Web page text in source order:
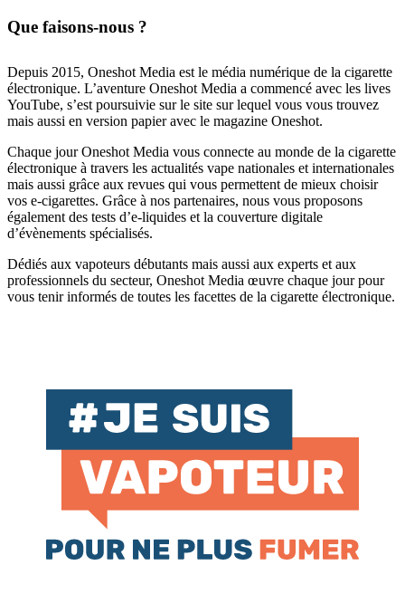
Que faisons-nous ?
Depuis 2015, Oneshot Media est le média numérique de la cigarette
électronique. L’aventure Oneshot Media a commencé avec les lives
YouTube, s’est poursuivie sur le site sur lequel vous vous trouvez
mais aussi en version papier avec le magazine Oneshot.
Chaque jour Oneshot Media vous connecte au monde de la cigarette
électronique à travers les actualités vape nationales et internationales
mais aussi grâce aux revues qui vous permettent de mieux choisir
vos e-cigarettes. Grâce à nos partenaires, nous vous proposons
également des tests d’e-liquides et la couverture digitale
d’évènements spécialisés.
Dédiés aux vapoteurs débutants mais aussi aux experts et aux
professionnels du secteur, Oneshot Media œuvre chaque jour pour
vous tenir informés de toutes les facettes de la cigarette électronique.